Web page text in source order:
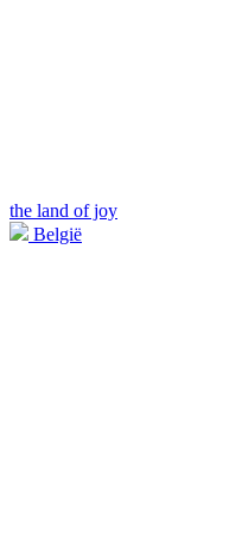
the land of joy
België